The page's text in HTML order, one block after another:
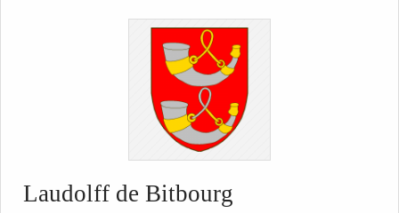
Laudolff de Bitbourg